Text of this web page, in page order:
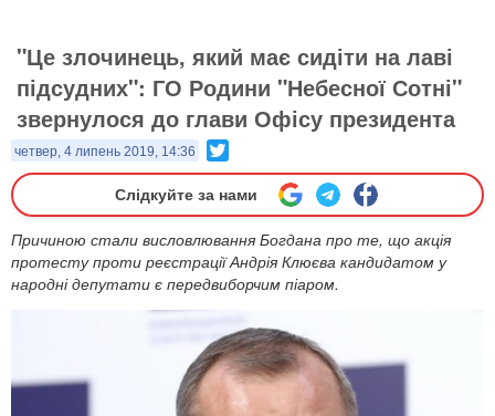
"Це злочинець, який має сидіти на лаві
підсудних": ГО Родини "Небесної Сотні"
звернулося до глави Офісу президента
четвер, 4 липень 2019, 14:36
Слідкуйте за нами
Причиною стали висловлювання Богдана про те, що акція
протесту проти реєстрації Андрія Клюєва кандидатом у
народні депутати є передвиборчим піаром.